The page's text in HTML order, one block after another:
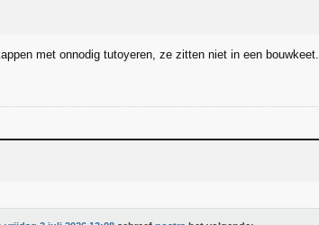
met onnodig tutoyeren, ze zitten niet in een bouwkeet.